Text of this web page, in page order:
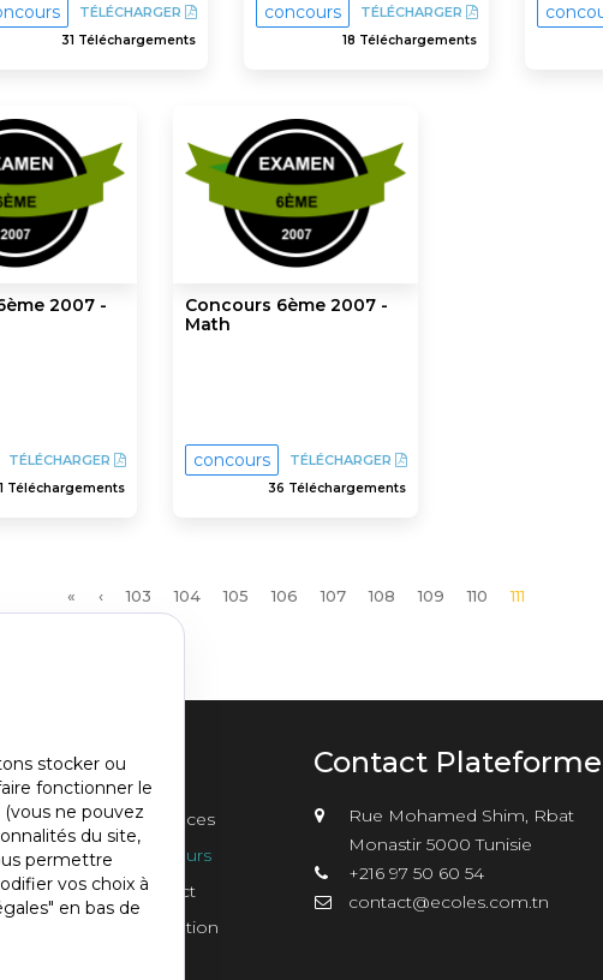
TÉLÉCHARGER
31 Téléchargements
concours TÉLÉCHARGER
18 Téléchargements
2007 -
TÉLÉCHARGER
Téléchargements
Concours 6ème 2007 -
Math
concours TÉLÉCHARGER
36 Téléchargements
Première
page
«
Page
précédente
‹ Page
103 Page
104 Page
105 Page
106 Page
107 Page
108 Page
109 Page
110
Page
111
stocker ou
fonctionner le
ne pouvez
du site,
permettre
vos choix à
en bas de
Annonces
Concours
Contact
Inscription
Contact Plateforme
Rue Mohamed Shim, Rbat
Monastir 5000 Tunisie
+216 97 50 60 54
contact@ecoles.com.tn